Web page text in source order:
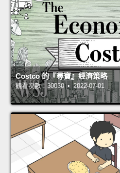
Costco 的『尋寶』經濟策略
觀看次數：30030 • 2022-07-01